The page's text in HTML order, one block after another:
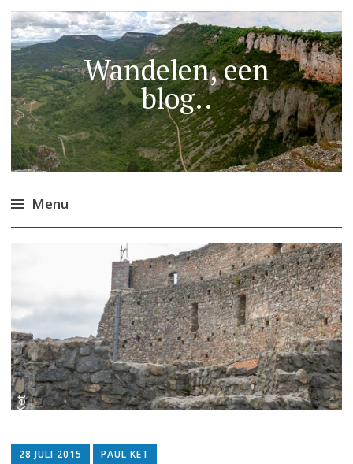
Wandelen, een
blog..
Menu
springen
28 JULI 2015 PAUL KET